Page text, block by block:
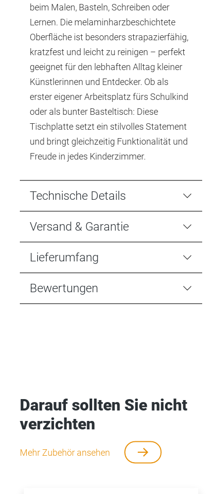
beim Malen, Basteln, Schreiben oder
Lernen. Die melaminharzbeschichtete
Oberfläche ist besonders strapazierfähig,
kratzfest und leicht zu reinigen – perfekt
geeignet für den lebhaften Alltag kleiner
Künstlerinnen und Entdecker. Ob als
erster eigener Arbeitsplatz fürs Schulkind
oder als bunter Basteltisch: Diese
Tischplatte setzt ein stilvolles Statement
und bringt gleichzeitig Funktionalität und
Freude in jedes Kinderzimmer.
Technische Details
Versand & Garantie
Lieferumfang
Bewertungen
Darauf sollten Sie nicht
verzichten
Mehr Zubehör ansehen